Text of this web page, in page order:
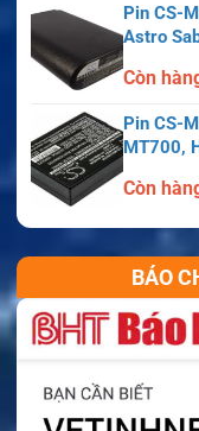
Pin CS-
Astro
Còn
Pin CS-
MT700,
Còn
BÁO